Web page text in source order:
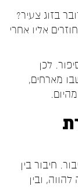
בזוג צעיר?
אליו אחרי
לכן
מארחים,
חיבור בין
ובין